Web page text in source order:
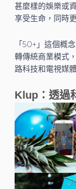
甚麼樣的娛樂或
享受生命，同時
「50+」這個概
轉傳統商業模式
路科技和電視媒
Klup：透過